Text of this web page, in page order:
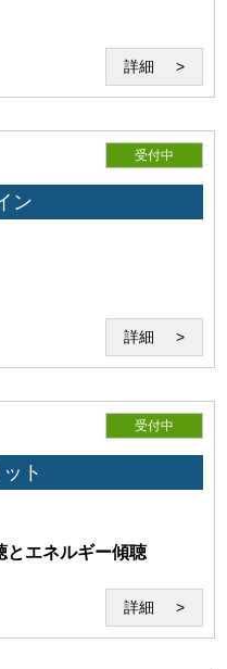
Zoom」のインターネット
事前にダウンロードが必
詳細
受付中
ン
詳細
受付中
ト
とエネルギー傾聴
詳細